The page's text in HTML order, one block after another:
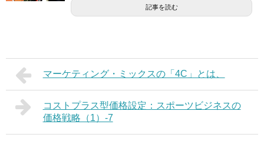
記事を読む
マーケティング・ミックスの「4C」とは、
コストプラス型価格設定：スポーツビジネスの
価格戦略（1）-7